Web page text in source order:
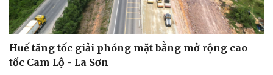
Sức khỏe
Dinh dưỡng - món ngon
Cây thuốc
Sản phụ khoa
Nhi khoa
Nam khoa
Đời sống
Nhà đẹp
Blog
Tình yêu - Gia đình
Huế tăng tốc giải phóng mặt bằng mở rộng cao
tốc Cam Lộ - La Sơn